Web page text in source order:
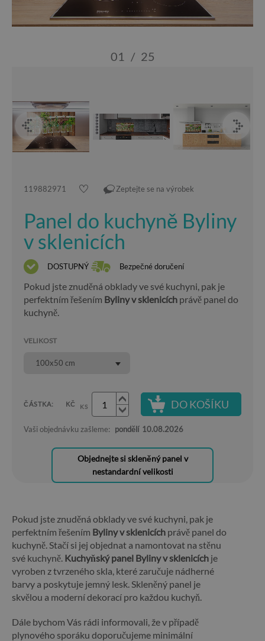
01 / 25
119882971 Zeptejte se na výrobek
Panel do kuchyně Byliny
v sklenicích
DOSTUPNÝ Bezpečné doručení
Pokud jste znuděná obklady ve své kuchyni, pak je
perfektním řešením Byliny v sklenicích právě panel do
kuchyně.
VELIKOST
100x50 cm
ČÁSTKA: KČ KS DO KOŠÍKU
Vaši objednávku zašleme: pondělí 10.08.2026
Objednejte si skleněný panel v
nestandardní velikosti
Pokud jste znuděná obklady ve své kuchyni, pak je
perfektním řešením Byliny v sklenicích právě panel do
kuchyně. Stačí si jej objednat a namontovat na stěnu
své kuchyně. Kuchyňský panel Byliny v sklenicích je
vyroben z tvrzeného skla, které zaručuje nádherné
barvy a poskytuje jemný lesk. Skleněný panel je
skvělou a moderní dekorací pro každou kuchyň.
Dále bychom Vás rádi informovali, že v případě
plynového sporáku doporučujeme minimální